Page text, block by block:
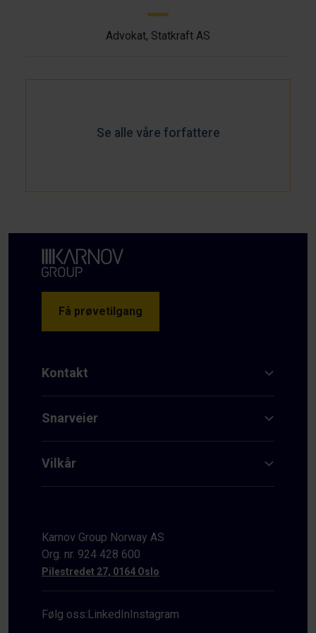
Advokat, Statkraft AS
Se alle våre forfattere
Få prøvetilgang
Kontakt
Snarveier
Vilkår
Karnov Group Norway AS
Org. nr. 924 428 600
Pilestredet 27, 0164 Oslo
Følg oss:LinkedInInstagram